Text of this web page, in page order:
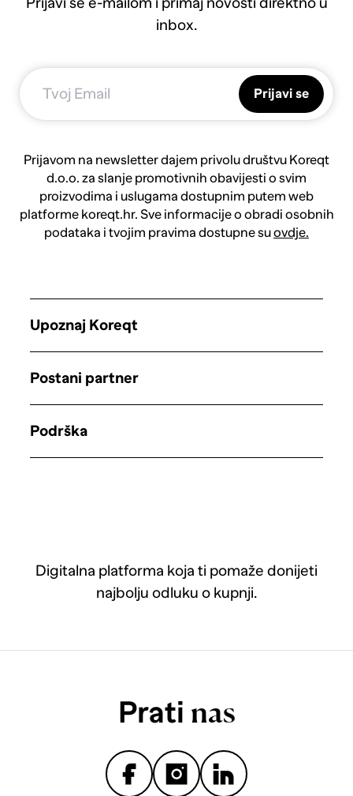
inbox.
Prijavi se
Prijavom na newsletter dajem privolu društvu Koreqt
d.o.o. za slanje promotivnih obavijesti o svim
proizvodima i uslugama dostupnim putem web
platforme koreqt.hr. Sve informacije o obradi osobnih
podataka i tvojim pravima dostupne suovdje.
Digitalna platforma koja ti pomaže donijeti
najbolju odluku o kupnji.
Upoznaj Koreqt
Postani partner
Podrška
Prati nas